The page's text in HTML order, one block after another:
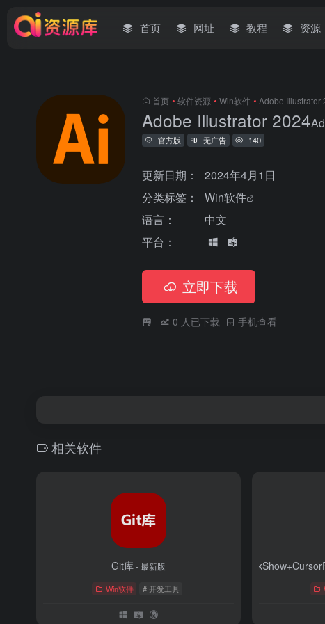
首页 网址 教程 资源
首页 • 软件资源 • Win软件 • Adobe Illustrator
Adobe Illustrator 2024
官方版 无广告 140
更新日期：
2024年4月1日
分类标签：
Win软件
语言：
中文
平台：
立即下载
0 人已下载 手机查看
相关软件
Git库- 最新版
Win软件 # 开发工具